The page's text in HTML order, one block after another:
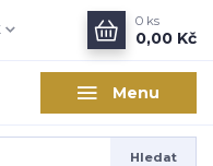
Menu
Hledat
0 ks
0,00 Kč